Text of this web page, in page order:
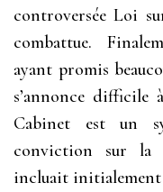
controversée Loi
combattue.
ayant promis
s’annonce difficile
Cabinet est un
conviction sur la
incluait initialement